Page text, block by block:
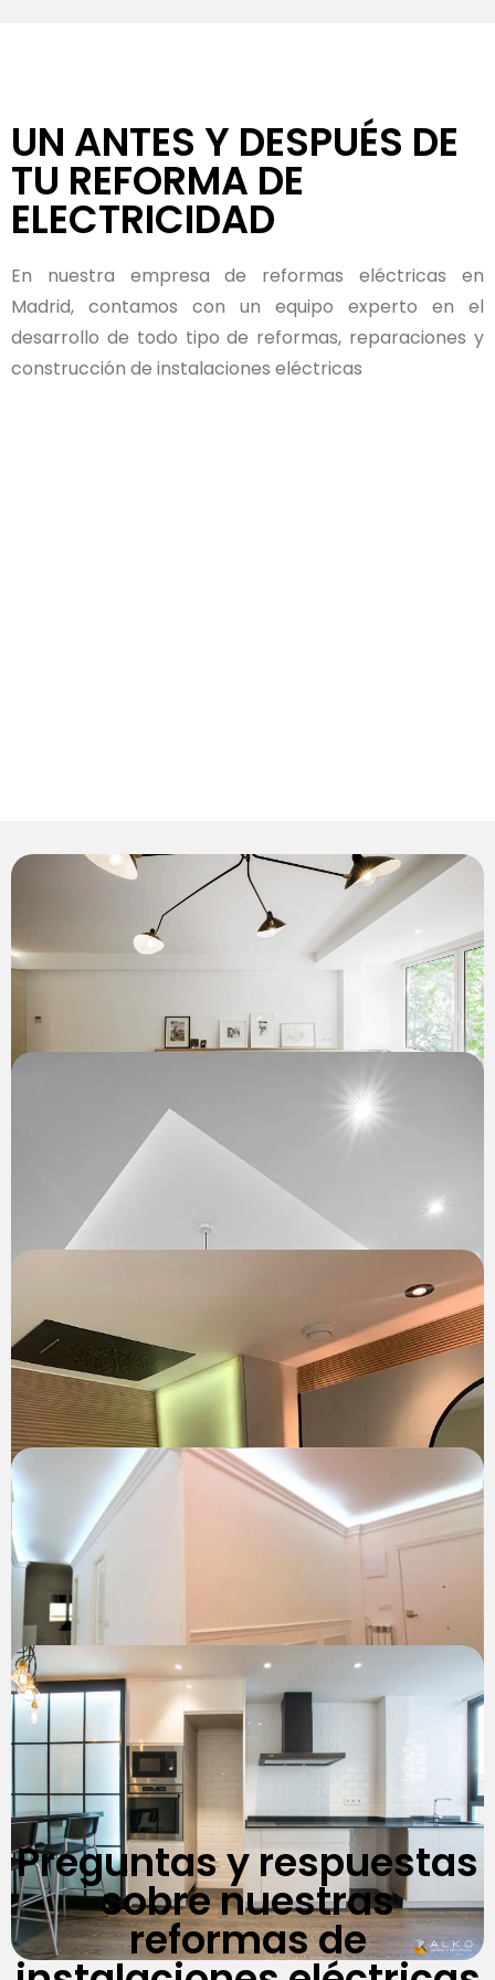
UN ANTES Y DESPUÉS DE
TU REFORMA DE
ELECTRICIDAD
En nuestra empresa de reformas eléctricas en
Madrid, contamos con un equipo experto en el
desarrollo de todo tipo de reformas, reparaciones y
construcción de instalaciones eléctricas
Preguntas y respuestas
sobre nuestras
reformas de